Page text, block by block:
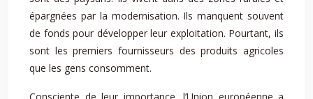
épargnées par la modernisation. Ils manquent souvent
de fonds pour développer leur exploitation. Pourtant, ils
sont les premiers fournisseurs des produits agricoles
que les gens consomment.